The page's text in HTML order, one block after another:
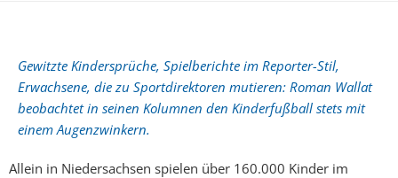
Gewitzte Kindersprüche, Spielberichte im Reporter-Stil,
Erwachsene, die zu Sportdirektoren mutieren: Roman Wallat
beobachtet in seinen Kolumnen den Kinderfußball stets mit
einem Augenzwinkern.
Allein in Niedersachsen spielen über 160.000 Kinder im